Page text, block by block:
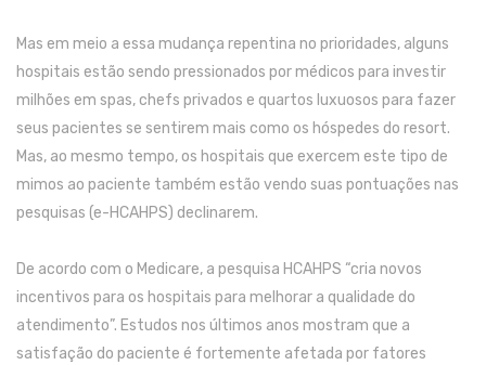
Mas em meio a essa mudança repentina no prioridades, alguns
hospitais estão sendo pressionados por médicos para investir
milhões em spas, chefs privados e quartos luxuosos para fazer
seus pacientes se sentirem mais como os hóspedes do resort.
Mas, ao mesmo tempo, os hospitais que exercem este tipo de
mimos ao paciente também estão vendo suas pontuações nas
pesquisas (e-HCAHPS) declinarem.
De acordo com o Medicare, a pesquisa HCAHPS “cria novos
incentivos para os hospitais para melhorar a qualidade do
atendimento”. Estudos nos últimos anos mostram que a
satisfação do paciente é fortemente afetada por fatores